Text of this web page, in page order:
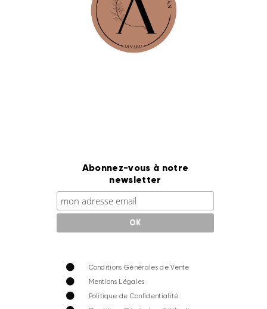
Abonnez-vous à notre
newsletter
Conditions Générales de Vente
Mentions Légales
Politique de Confidentialité